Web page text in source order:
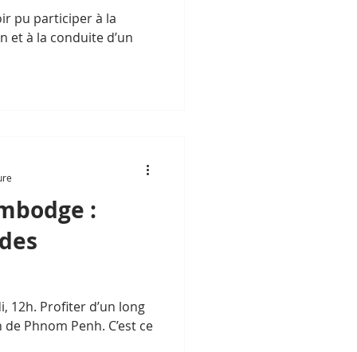
pu participer à la
et à la conduite d’un
:
12h. Profiter d’un long
Phnom Penh. C’est ce